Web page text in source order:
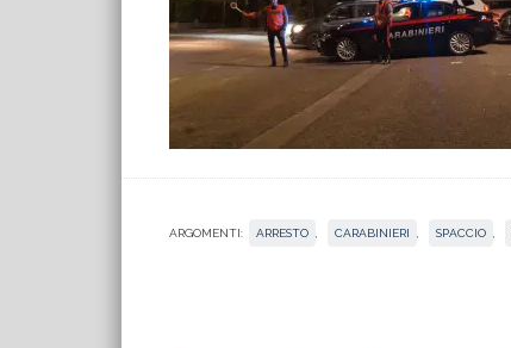
ARGOMENTI: ARRESTO CARABINIERI SPACCIO